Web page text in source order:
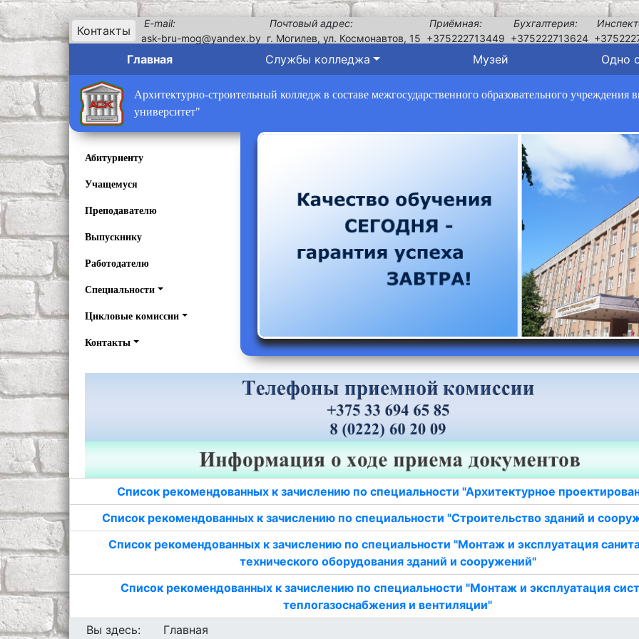
Контакты
E-mail:
ask-bru-mog@yandex.by
Почтовый адрес:
г. Могилев, ул. Космонавтов, 15
Приёмная:
+375222713449
Бухгалтерия:
+375222713624
Главная Службы колледжа Музей Одно
Архитектурно-строительный колледж в составе межгосударственного образовательного
университет"
Абитуриенту
Учащемуся
Преподавателю
Выпускнику
Работодателю
Специальности
Цикловые комиссии
Контакты
Список рекомендованных к зачислению по специальности "Архитектурное
Список рекомендованных к зачислению по специальности "Строительство зданий и
Список рекомендованных к зачислению по специальности "Монтаж и эксплуатация
технического оборудования зданий и сооружений"
Список рекомендованных к зачислению по специальности "Монтаж и эксплуатация
теплогазоснабжения и вентиляции"
Вы здесь:
Главная